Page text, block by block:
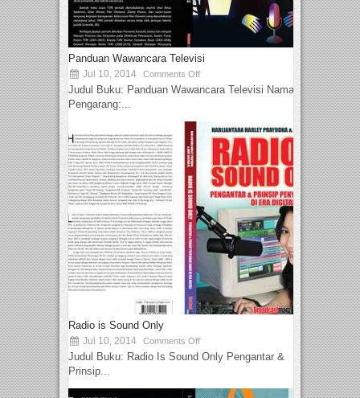
Panduan Wawancara Televisi
Jul 10, 2014 Comments Off
Judul Buku: Panduan Wawancara Televisi Nama
Pengarang:...
Radio is Sound Only
Jul 10, 2014 Comments Off
Judul Buku: Radio Is Sound Only Pengantar &
Prinsip...